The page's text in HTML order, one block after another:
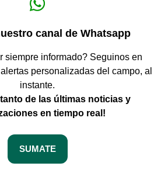
canal de Whatsapp
siempre informado? Seguinos en
personalizadas del campo, al
instante.
tanto de las últimas noticias y
en tiempo real!
SUMATE